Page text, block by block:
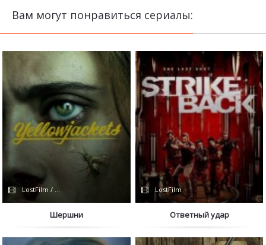
Вам могут понравиться сериалы:
LostFilm / Сериалы 2021 / Сериалы 2022
Шершни
LostFilm
Ответный удар